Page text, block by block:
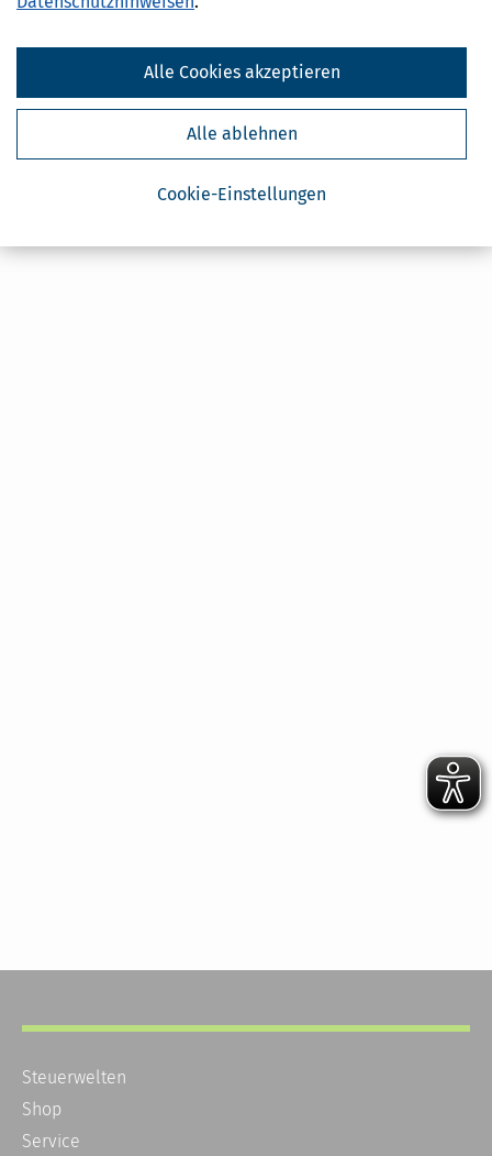
Cookie-Einstellungen
Alle ablehnen
Alle Cookies akzeptieren
Steuerwelten
Shop
Service